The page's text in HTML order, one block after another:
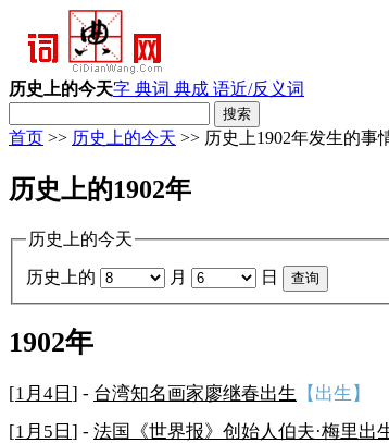
历史上的今天字 典词 典成 语近/反义词
首页 >> 历史上的今天 >> 历史上1902年发生的事
历史上的1902年
历史上的今天
历史上的 月 日
1902年
[1月4日 ] - 台湾知名画家廖继春出生
【出生】
[1月5日 ] - 法国《世界报》创始人伯夫·梅里出